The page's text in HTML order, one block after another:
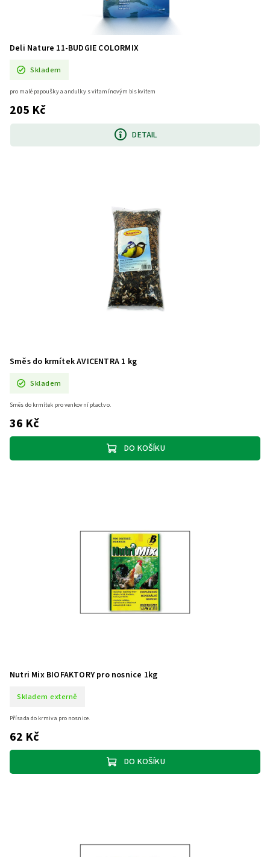
Deli Nature 11-BUDGIE COLORMIX
Skladem
205 Kč
DETAIL
pro malé papoušky a andulky s vitamínovým biskvitem
Směs do krmítek AVICENTRA 1 kg
Skladem
36 Kč
DO KOŠÍKU
Směs do krmítek pro venkovní ptactvo.
Nutri Mix BIOFAKTORY pro nosnice 1kg
Skladem externě
62 Kč
DO KOŠÍKU
Přísada do krmiva pro nosnice.